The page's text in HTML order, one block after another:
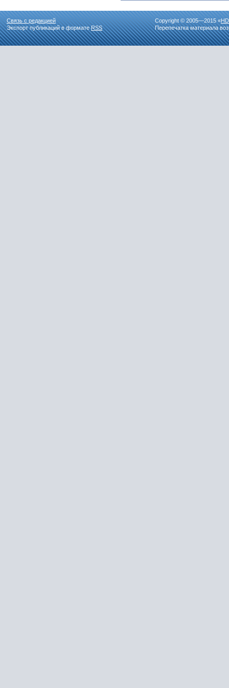
Связь с редакцией
Экспорт публикаций в форматеRSS
Copyright © 2005—2015 «
Перепечатка материала